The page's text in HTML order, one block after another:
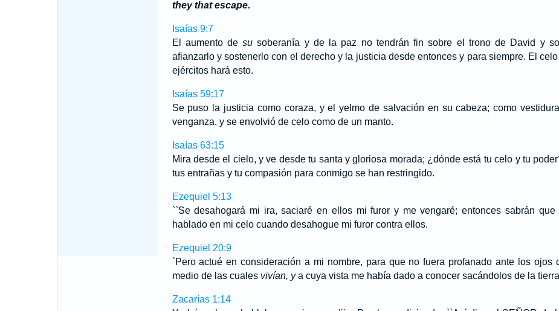
they that escape.
Isaías 9:7
El aumento desu soberanía y de la paz no tendrán fin sobre el trono de David y
afianzarlo y sostenerlo con el derecho y la justicia desde entonces y para siempre. El
ejércitos hará esto.
Isaías 59:17
Se puso la justicia como coraza, y el yelmo de salvación en su cabeza; como
venganza, y se envolvió de celo como de un manto.
Isaías 63:15
Mira desde el cielo, y ve desde tu santa y gloriosa morada; ¿dónde está tu celo y tu
tus entrañas y tu compasión para conmigo se han restringido.
Ezequiel 5:13
``Se desahogará mi ira, saciaré en ellos mi furor y me vengaré; entonces sabrán
hablado en mi celo cuando desahogue mi furor contra ellos.
Ezequiel 20:9
`Pero actué en consideración a mi nombre, para que no fuera profanado ante los ojos
medio de las cuales vivían, ya cuya vista me había dado a conocer sacándolos de la
Zacarías 1:14